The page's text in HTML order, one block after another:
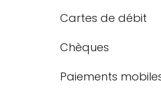
Cartes de débit
Chèques
Paiements